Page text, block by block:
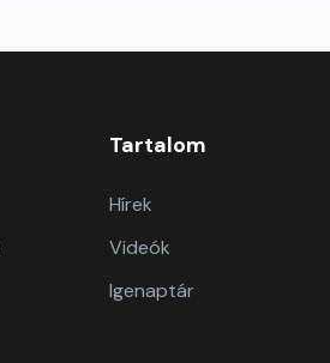
Tartalom
Hírek
Videók
Igenaptár